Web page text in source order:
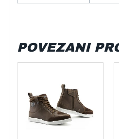
POVEZANI
ima
više
varijanti.